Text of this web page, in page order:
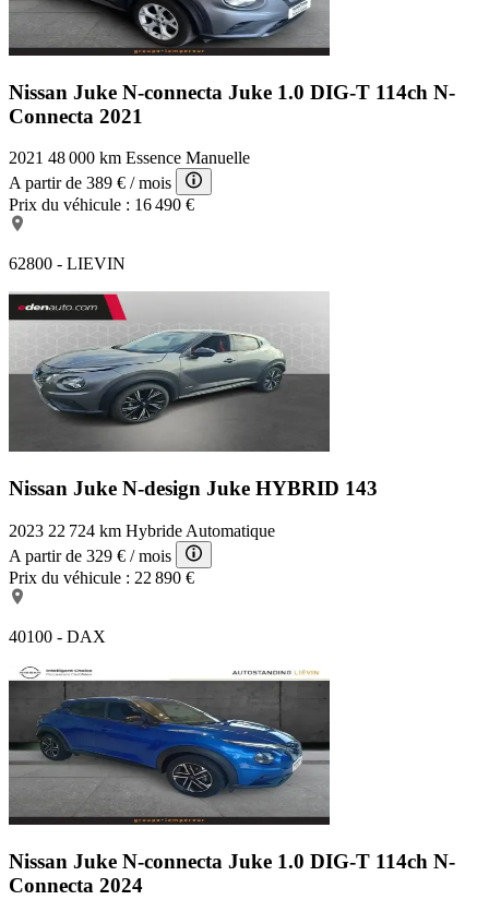
Nissan Juke N-connecta Juke 1.0 DIG-T 114ch N-
Connecta 2021
2021 48 000 km Essence Manuelle
A partir de 389 € / mois
Prix du véhicule : 16 490 €
62800 - LIEVIN
Nissan Juke N-design Juke HYBRID 143
2023 22 724 km Hybride Automatique
A partir de 329 € / mois
Prix du véhicule : 22 890 €
40100 - DAX
Nissan Juke N-connecta Juke 1.0 DIG-T 114ch N-
Connecta 2024